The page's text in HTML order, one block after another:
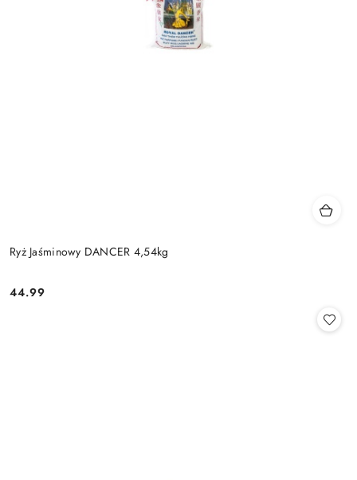
Ryż Jaśminowy DANCER 4,54kg
Cena:
44.99